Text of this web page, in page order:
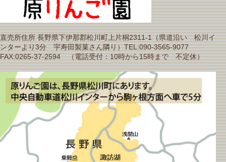
直売所住所 長野県下伊那郡松川町上片桐2311-1（県道沿い 松川イ
ンターより3分 宇寿田製菓さん隣り）TEL:090-3565-9077
FAX:0265-37-2594 （電話受付：10時から15時まで 不定休）